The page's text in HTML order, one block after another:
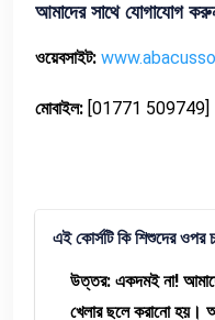
আমাদের সাথে যোগাযোগ
ওয়েবসাইট:
মোবাইল: [01771 509749]
এই কোর্সটি কি শিশুদের ওপর
উত্তর: একদমই না!
খেলার ছলে করানো